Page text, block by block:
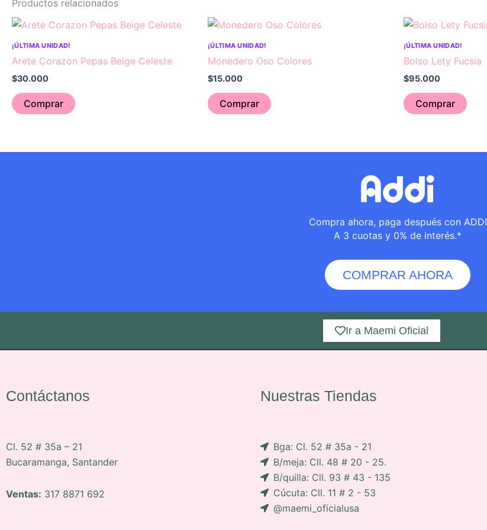
Productos relacionados
¡ÚLTIMA UNIDAD!
Arete Corazon Pepas Beige Celeste
$30.000
Comprar
¡ÚLTIMA UNIDAD!
Monedero Oso Colores
$15.000
Comprar
¡ÚLTIMA UNIDAD!
Bolso Lety Fucsia
$95.000
Comprar
Compra ahora, paga después con ADDI
A 3 cuotas y 0% de interés.*
COMPRAR AHORA
Ir a Maemi Oficial
Contáctanos
Cl. 52 # 35a – 21
Bucaramanga, Santander
Ventas: 317 8871 692
Nuestras Tiendas
Bga: Cl. 52 # 35a - 21
B/meja: Cll. 48 # 20 - 25.
B/quilla: Cll. 93 # 43 - 135
Cúcuta: Cll. 11 # 2 - 53
@maemi_oficialusa